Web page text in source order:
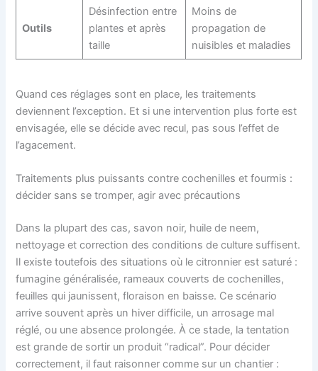
Outils
Désinfection entre
plantes et après
taille
Moins de
propagation de
nuisibles et maladies
Quand ces réglages sont en place, les traitements
deviennent l’exception. Et si une intervention plus forte est
envisagée, elle se décide avec recul, pas sous l’effet de
l’agacement.
Traitements plus puissants contre cochenilles et fourmis :
décider sans se tromper, agir avec précautions
Dans la plupart des cas, savon noir, huile de neem,
nettoyage et correction des conditions de culture suffisent.
Il existe toutefois des situations où le citronnier est saturé :
fumagine généralisée, rameaux couverts de cochenilles,
feuilles qui jaunissent, floraison en baisse. Ce scénario
arrive souvent après un hiver difficile, un arrosage mal
réglé, ou une absence prolongée. À ce stade, la tentation
est grande de sortir un produit “radical”. Pour décider
correctement, il faut raisonner comme sur un chantier :